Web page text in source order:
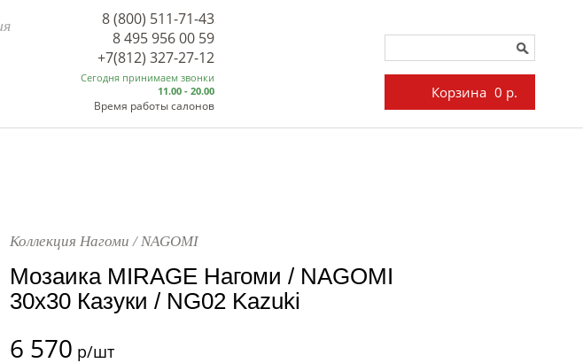
8 (800) 511-71-43
8 495 956 00 59
Сегодня принимаем звонки
11.00 - 20.00
Время работы салонов
+7(812) 327-27-12
Корзина 0 р.
Коллекция Нагоми / NAGOMI
Мозаика MIRAGE Нагоми / NAGOMI
30x30 Казуки / NG02 Kazuki
6 570 р/шт